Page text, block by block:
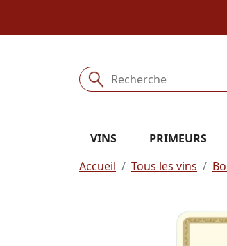
VINS PRIMEURS
Accueil
Tous les vins